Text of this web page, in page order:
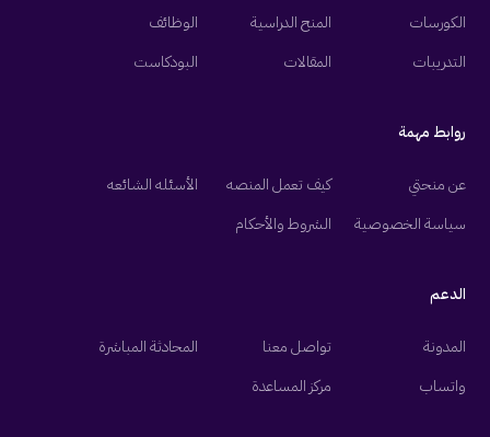
الكورسات المنح الدراسية
الوظائف
التدريبات
المقالات البودكاست
روابط مهمة
عن منحتي كيف تعمل المنصه
الأسئله الشائعه
سياسة الخصوصية
الشروط والأحكام
الدعم
المدونة تواصل معنا
المحادثة المباشرة
واتساب
مركز المساعدة